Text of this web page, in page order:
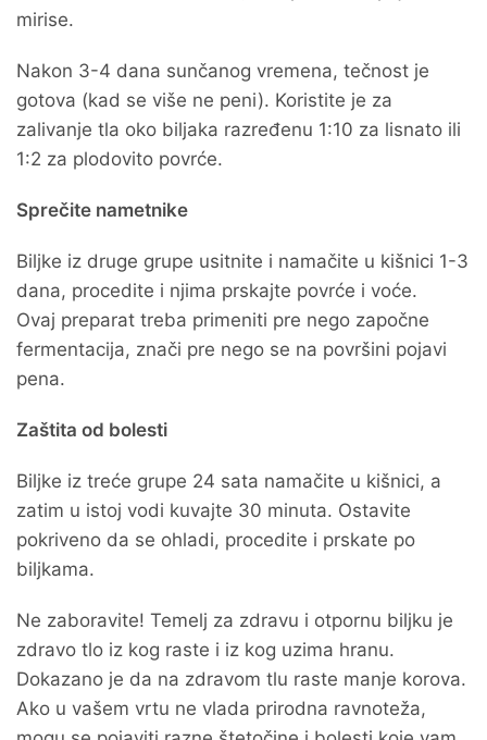
mirise.
Nakon 3-4 dana sunčanog vremena, tečnost je
gotova (kad se više ne peni). Koristite je za
zalivanje tla oko biljaka razređenu 1:10 za lisnato ili
1:2 za plodovito povrće.
Sprečite nametnike
Biljke iz druge grupe usitnite i namačite u kišnici 1-3
dana, procedite i njima prskajte povrće i voće.
Ovaj preparat treba primeniti pre nego započne
fermentacija, znači pre nego se na površini pojavi
pena.
Zaštita od bolesti
Biljke iz treće grupe 24 sata namačite u kišnici, a
zatim u istoj vodi kuvajte 30 minuta. Ostavite
pokriveno da se ohladi, procedite i prskate po
biljkama.
Ne zaboravite! Temelj za zdravu i otpornu biljku je
zdravo tlo iz kog raste i iz kog uzima hranu.
Dokazano je da na zdravom tlu raste manje korova.
Ako u vašem vrtu ne vlada prirodna ravnoteža,